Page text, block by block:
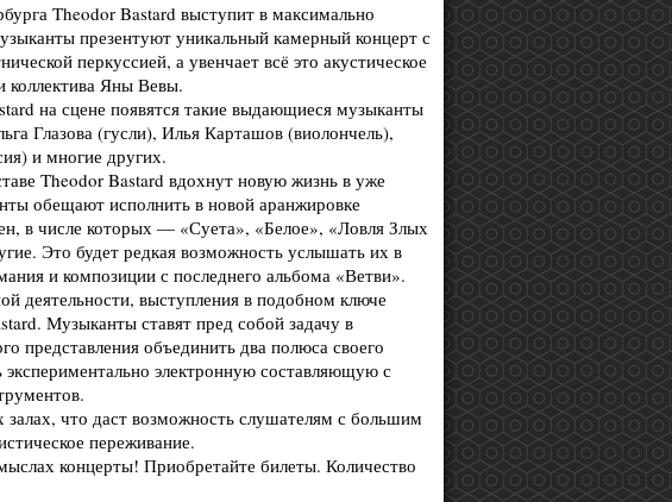
Theodor Bastard выступит в максимально
презентуют уникальный камерный концерт с
перкуссией, а увенчает всё это акустическое
коллектива Яны Вевы.
на сцене появятся такие выдающиеся музыканты
Глазова (гусли), Илья Карташов (виолончель),
и многие других.
Theodor Bastard вдохнут новую жизнь в уже
обещают исполнить в новой аранжировке
в числе которых — «Суета», «Белое», «Ловля Злых
Это будет редкая возможность услышать их в
и композиции с последнего альбома «Ветви».
деятельности, выступления в подобном ключе
Музыканты ставят пред собой задачу в
представления объединить два полюса своего
электронную составляющую с
что даст возможность слушателям с большим
переживание.
концерты! Приобретайте билеты. Количество